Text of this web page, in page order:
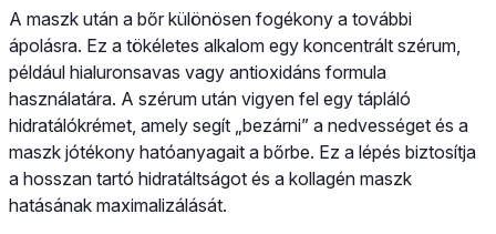
A maszk után a bőr különösen fogékony a további
ápolásra. Ez a tökéletes alkalom egy koncentrált szérum,
például hialuronsavas vagy antioxidáns formula
használatára. A szérum után vigyen fel egy tápláló
hidratálókrémet, amely segít „bezárni” a nedvességet és a
maszk jótékony hatóanyagait a bőrbe. Ez a lépés biztosítja
a hosszan tartó hidratáltságot és a kollagén maszk
hatásának maximalizálását.